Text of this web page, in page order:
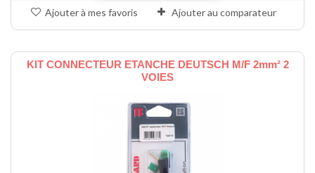
Ajouter à mes favoris Ajouter au comparateur
KIT CONNECTEUR ETANCHE DEUTSCH M/F 2mm² 2
VOIES